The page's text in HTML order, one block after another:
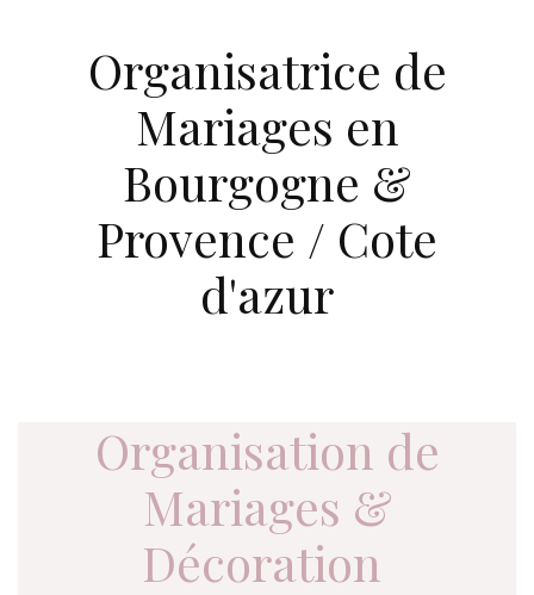
Organisatrice de
Mariages en
Bourgogne &
Provence / Cote
d'azur
Organisation de
Mariages &
Décoration